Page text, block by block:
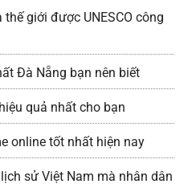
giới được UNESCO công
Đà Nẵng bạn nên biết
quả nhất cho bạn
online tốt nhất hiện nay
sử Việt Nam mà nhân dân